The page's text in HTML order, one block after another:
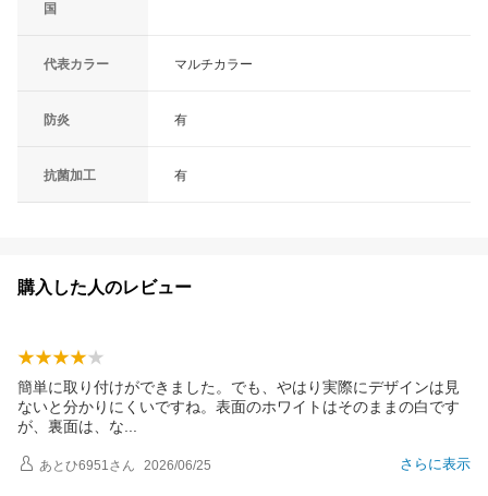
国
代表カラー マルチカラー
防炎 有
抗菌加工 有
購入した人のレビュー
簡単に取り付けができました。でも、やはり実際にデザインは見
ないと分かりにくいですね。表面のホワイトはそのままの白です
が、裏面は、 な
さらに表示
あとひ6951さん 2026/06/25